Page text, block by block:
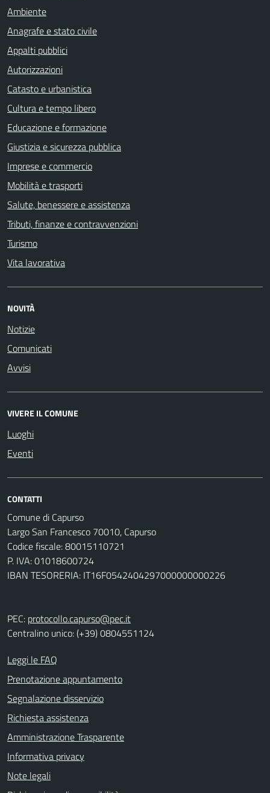
Ambiente
Anagrafe e stato civile
Appalti pubblici
Autorizzazioni
Catasto e urbanistica
Cultura e tempo libero
Educazione e formazione
Giustizia e sicurezza pubblica
Imprese e commercio
Mobilità e trasporti
Salute, benessere e assistenza
Tributi, finanze e contravvenzioni
Turismo
Vita lavorativa
NOVITÀ
Notizie
Comunicati
Avvisi
VIVERE IL COMUNE
Luoghi
Eventi
CONTATTI
Comune di Capurso
Largo San Francesco 70010, Capurso
Codice fiscale: 80015110721
P. IVA: 01018600724
IBAN TESORERIA: IT16F0542404297000000000226
PEC: protocollo.capurso@pec.it
Centralino unico: (+39) 0804551124
Leggi le FAQ
Prenotazione appuntamento
Segnalazione disservizio
Richiesta assistenza
Amministrazione Trasparente
Informativa privacy
Note legali